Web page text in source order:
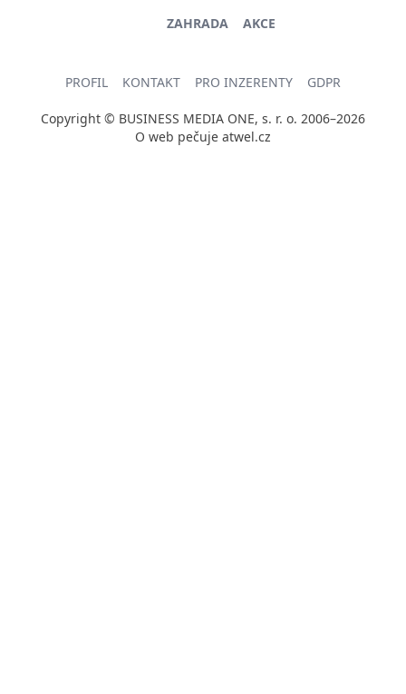
ZAHRADA
AKCE
PROFIL KONTAKT PRO INZERENTY GDPR
Copyright © BUSINESS MEDIA ONE, s. r. o. 2006–2026